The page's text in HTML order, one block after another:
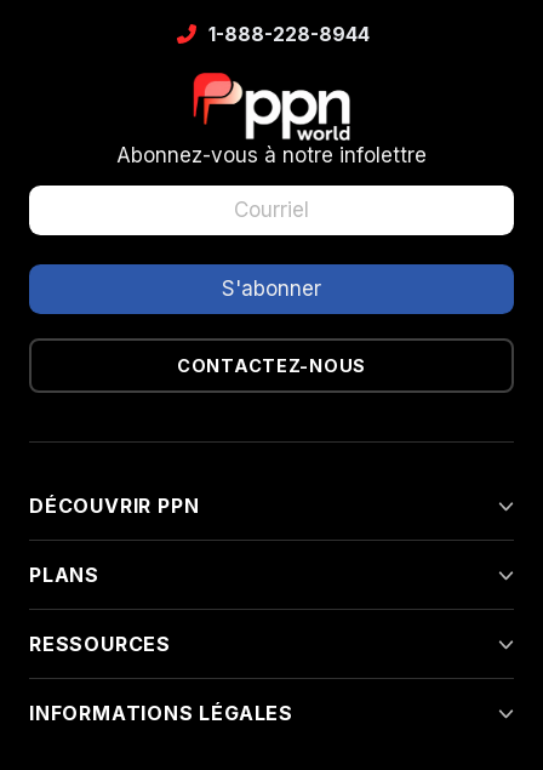
1-888-228-8944
Abonnez-vous à notre infolettre
CONTACTEZ-NOUS
DÉCOUVRIR PPN
PLANS
RESSOURCES
INFORMATIONS LÉGALES